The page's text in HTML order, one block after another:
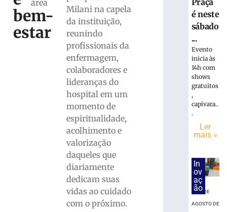
bem-
estar
área
Milani na capela
da instituição,
reunindo
profissionais da
enfermagem,
colaboradores e
lideranças do
hospital em um
momento de
espiritualidade,
acolhimento e
valorização
daqueles que
diariamente
dedicam suas
vidas ao cuidado
com o próximo.
agosto
mais
Show
Força
promete
adrenalina
emoção
Praça
é neste
sábado
...
Evento
inicia às
14h com
shows
gratuitos
,
capivara..
.
Ler
mais »
In
ov
aç
ão7 DE
AGOSTO DE